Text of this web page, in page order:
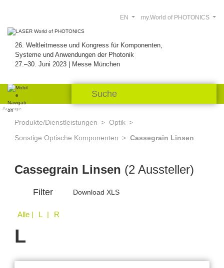
26. Weltleitmesse und Kongress für Komponenten,
Systeme und Anwendungen der Photonik
27.–30. Juni 2023 | Messe München
my.World of PHOTONICS
EN
Anzeige
Produkte/Dienstleistungen
Optik
Sonstige Optische Komponenten
Cassegrain Linsen
Cassegrain Linsen (2 Aussteller)
Filter Download XLS
Alle | L | R
L